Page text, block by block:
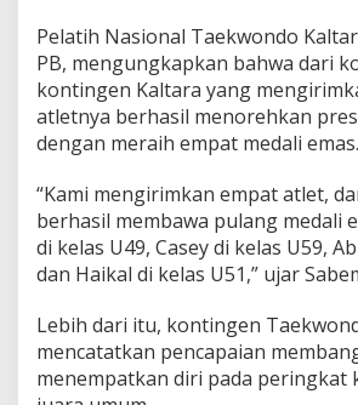
A
t
l
e
t
T
e
k
w
o
n
o
K
a
l
Pelatih Nasional Taekwondo
PB, mengungkapkan bahwa dari
kontingen Kaltara yang
atletnya berhasil menorehkan
dengan meraih empat medali emas.
“Kami mengirimkan empat atlet,
berhasil membawa pulang medali
di kelas U49, Casey di kelas U59,
dan Haikal di kelas U51,” ujar
Lebih dari itu, kontingen
mencatatkan pencapaian
menempatkan diri pada peringkat